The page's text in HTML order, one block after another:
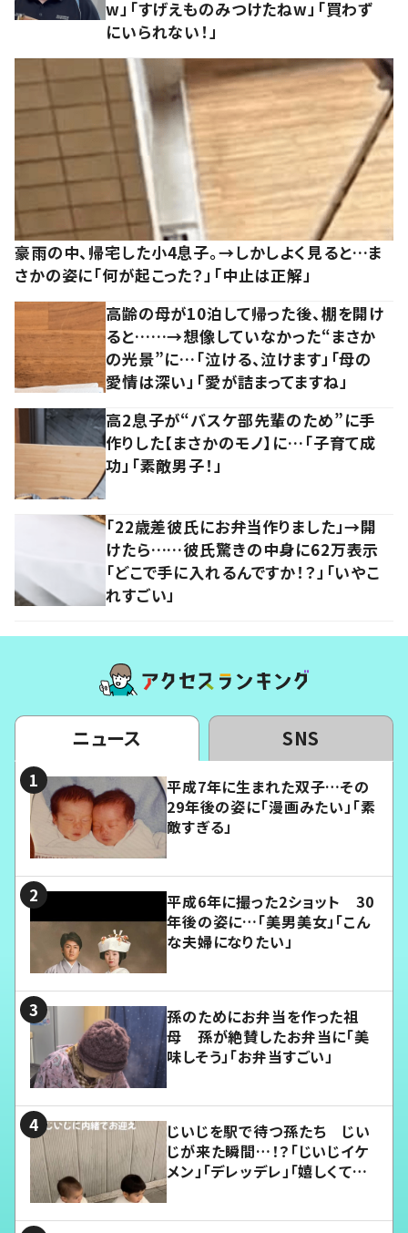
w」「すげえものみつけたねw」「買わず
にいられない！」
豪雨の中、帰宅した小4息子。→しかしよく見ると…ま
さかの姿に「何が起こった？」「中止は正解」
高齢の母が10泊して帰った後、棚を開け
ると……→想像していなかった“まさか
の光景”に…「泣ける、泣けます」「母の
愛情は深い」「愛が詰まってますね」
高2息子が“バスケ部先輩のため”に手
作りした【まさかのモノ】に…「子育て成
功」「素敵男子！」
「22歳差彼氏にお弁当作りました」→開
けたら……彼氏驚きの中身に62万表示
「どこで手に入れるんですか！？」「いやこ
れすごい」
ニュース SNS
平成7年に生まれた双子…その
29年後の姿に「漫画みたい」「素
敵すぎる」
平成6年に撮った2ショット 30
年後の姿に…「美男美女」「こん
な夫婦になりたい」
孫のためにお弁当を作った祖
母 孫が絶賛したお弁当に「美
味しそう」「お弁当すごい」
じいじを駅で待つ孫たち じい
じが来た瞬間…！？「じいじイケ
メン」「デレッデレ」「嬉しくて可